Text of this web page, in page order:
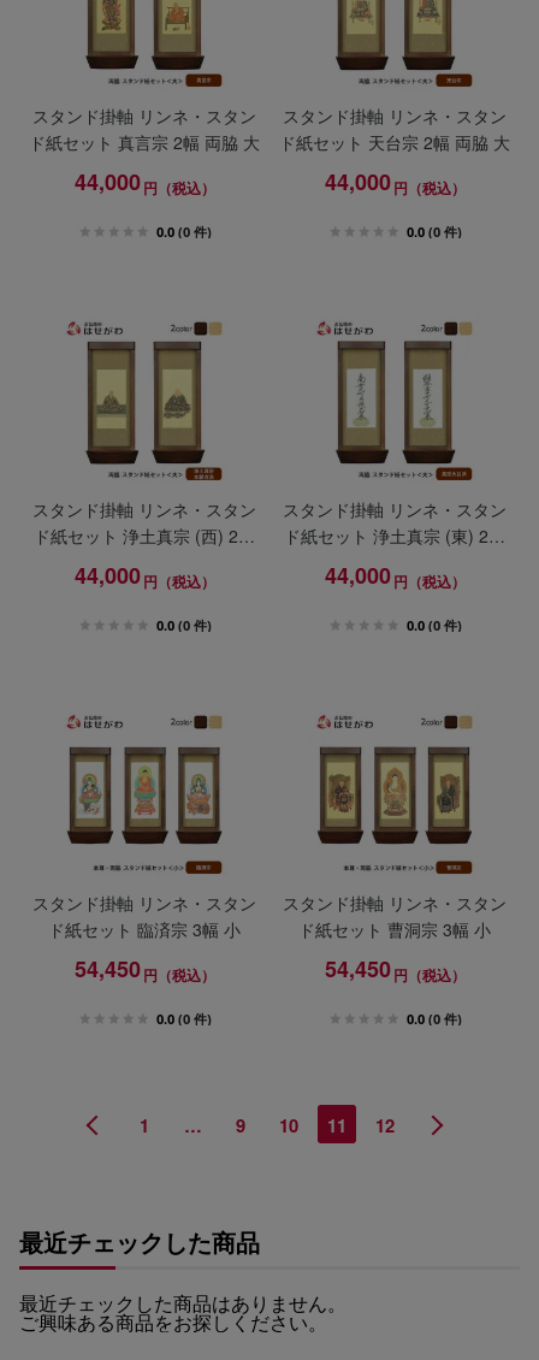
スタンド掛軸 リンネ・スタン
ド紙セット 真言宗 2幅 両脇 大
44,000円（税込）
0.0 (0 件)
スタンド掛軸 リンネ・スタン
ド紙セット 天台宗 2幅 両脇 大
44,000円（税込）
0.0 (0 件)
スタンド掛軸 リンネ・スタン
ド紙セット 浄土真宗 (西) 2幅
両脇 大
44,000円（税込）
0.0 (0 件)
スタンド掛軸 リンネ・スタン
ド紙セット 浄土真宗 (東) 2幅
両脇 大
44,000円（税込）
0.0 (0 件)
スタンド掛軸 リンネ・スタン
ド紙セット 臨済宗 3幅 小
54,450円（税込）
0.0 (0 件)
スタンド掛軸 リンネ・スタン
ド紙セット 曹洞宗 3幅 小
54,450円（税込）
0.0 (0 件)
1 … 9 10 11 12
最近チェックした商品
最近チェックした商品はありません。
ご興味ある商品をお探しください。